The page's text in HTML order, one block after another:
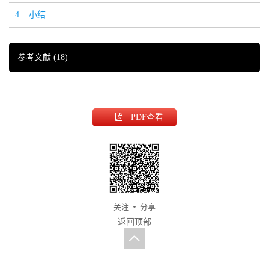
4. 小结
参考文献 (18)
PDF查看
关注
分享
返回顶部